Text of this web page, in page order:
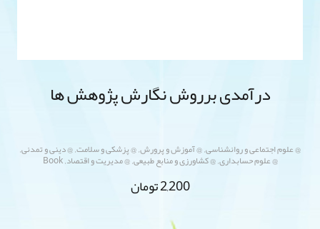
درآمدی برروش نگارش پژوهش ها
@ علوم اجتماعی و روانشناسی,@ آموزش و پرورش,@ پزشکی و سلامت,@ دینی و تمدنی,
@ علوم حسابداری,@ کشاورزی و منابع طبیعی,@ مدیریت و اقتصاد,
Book
2,200تومان